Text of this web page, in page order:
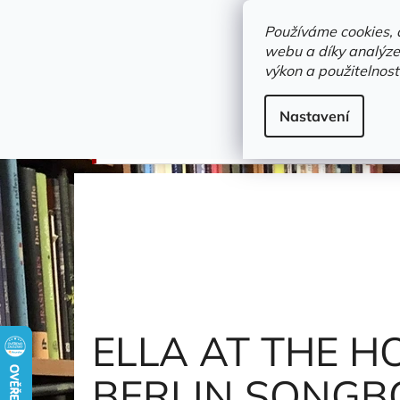
Používáme
webu a díky
výkon a
Nastavení
Novinky Trvalky a
ELLA AT THE HOLLYWOOD BOWL: THE
ELLA AT THE